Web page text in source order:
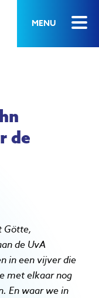
MENU
de
Götte,
de UvA
in een vijver die
met elkaar nog
En waar we in